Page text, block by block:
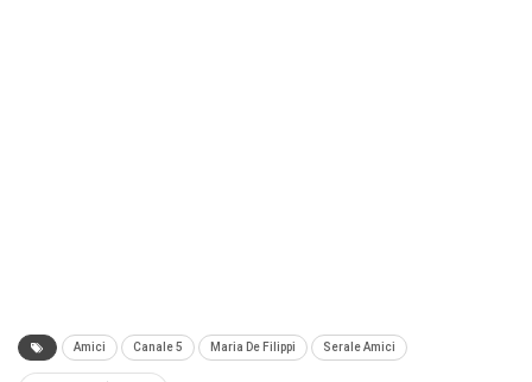
Amici Canale 5 Maria De Filippi Serale Amici